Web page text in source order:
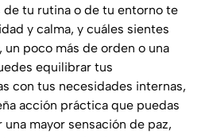
tu rutina o de tu entorno te
y calma, y cuáles sientes
poco más de orden o una
equilibrar tus
con tus necesidades internas,
acción práctica que puedas
mayor sensación de paz,